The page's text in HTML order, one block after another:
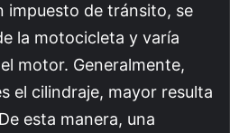
impuesto de tránsito, se
la motocicleta y varía
motor. Generalmente,
el cilindraje, mayor resulta
esta manera, una